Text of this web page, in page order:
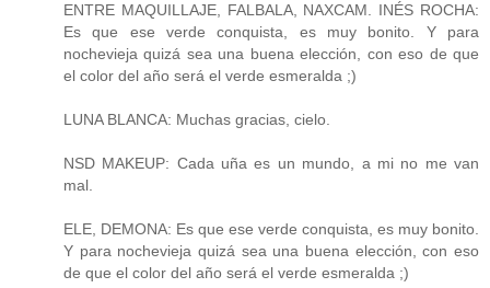
ENTRE MAQUILLAJE, FALBALA, NAXCAM. INÉS ROCHA:
Es que ese verde conquista, es muy bonito. Y para
nochevieja quizá sea una buena elección, con eso de que
el color del año será el verde esmeralda ;)
LUNA BLANCA: Muchas gracias, cielo.
NSD MAKEUP: Cada uña es un mundo, a mi no me van
mal.
ELE, DEMONA: Es que ese verde conquista, es muy bonito.
Y para nochevieja quizá sea una buena elección, con eso
de que el color del año será el verde esmeralda ;)